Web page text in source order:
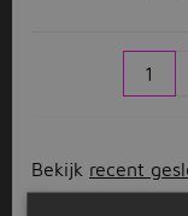
1
Bekijk recent